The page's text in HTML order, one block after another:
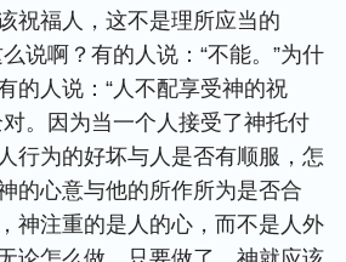
祝福人，这不是理所应当的
说啊？有的人说：“不能。”为什
的人说：“人不配享受神的祝
。因为当一个人接受了神托付
行为的好坏与人是否有顺服，怎
的心意与他的所作所为是否合
神注重的是人的心，而不是人外